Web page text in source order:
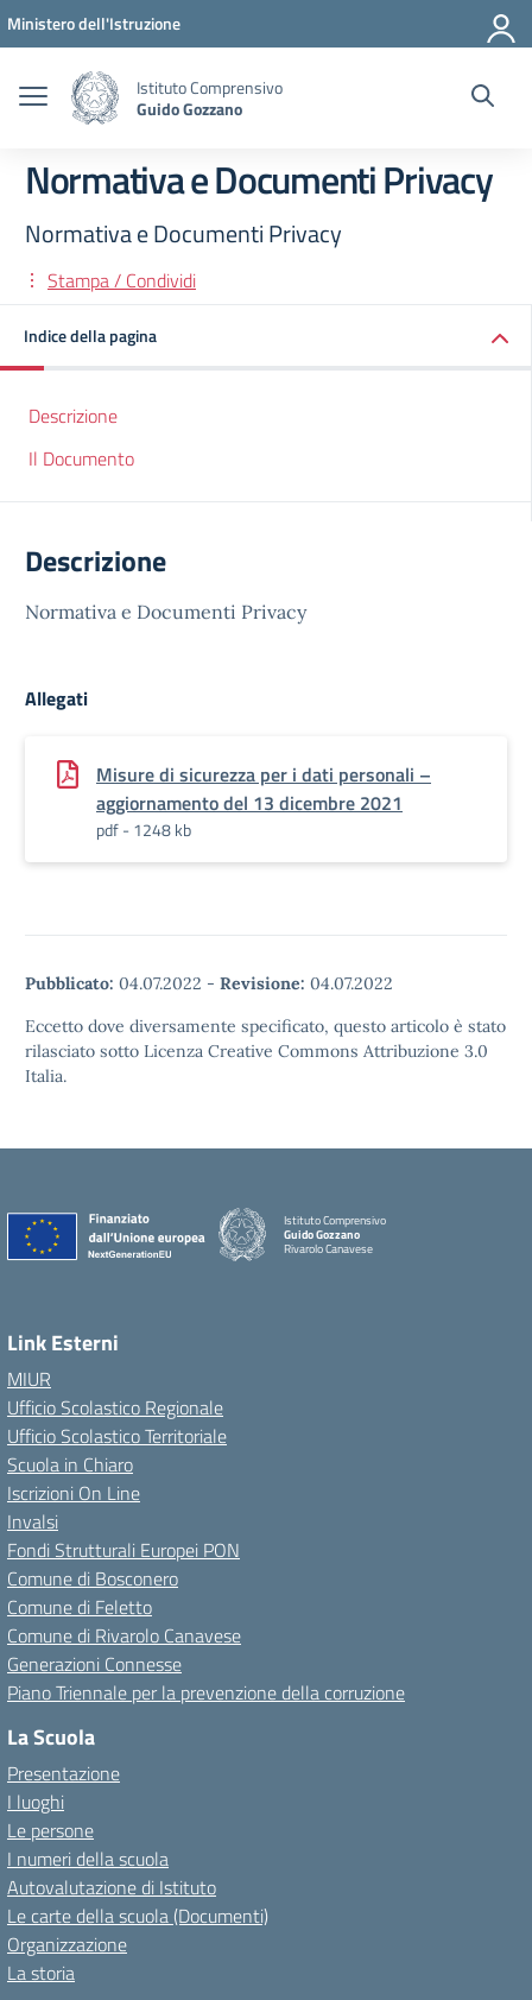
Vai ai contenuti
Vai al menu di navigazione
Vai al footer
Ministero dell'Istruzione
Istituto Comprensivo
Guido Gozzano
Normativa e Documenti Privacy
Normativa e Documenti Privacy
Stampa / Condividi
Indice della pagina
Descrizione
Il Documento
Descrizione
Normativa e Documenti Privacy
Allegati
Misure di sicurezza per i dati personali –
aggiornamento del 13 dicembre 2021
pdf - 1248 kb
Pubblicato: 04.07.2022 - Revisione: 04.07.2022
Eccetto dove diversamente specificato, questo articolo è stato
rilasciato sotto Licenza Creative Commons Attribuzione 3.0
Italia.
Istituto Comprensivo
Guido Gozzano
Rivarolo Canavese
Link Esterni
MIUR
Ufficio Scolastico Regionale
Ufficio Scolastico Territoriale
Scuola in Chiaro
Iscrizioni On Line
Invalsi
Fondi Strutturali Europei PON
Comune di Bosconero
Comune di Feletto
Comune di Rivarolo Canavese
Generazioni Connesse
Piano Triennale per la prevenzione della corruzione
La Scuola
Presentazione
I luoghi
Le persone
I numeri della scuola
Autovalutazione di Istituto
Le carte della scuola (Documenti)
Organizzazione
La storia